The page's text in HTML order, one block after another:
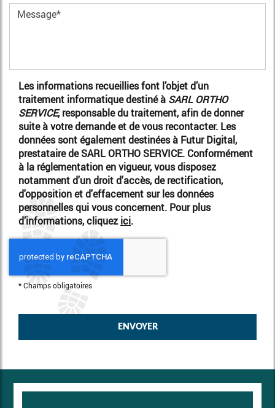
Les informations recueillies font l’objet d’un
traitement informatique destiné à SARL ORTHO
SERVICE, responsable du traitement, afin de donner
suite à votre demande et de vous recontacter. Les
données sont également destinées à Futur Digital,
prestataire de SARL ORTHO SERVICE. Conformément
à la réglementation en vigueur, vous disposez
notamment d'un droit d'accès, de rectification,
d'opposition et d'effacement sur les données
personnelles qui vous concernent. Pour plus
d’informations, cliquezici.
*Champs obligatoires